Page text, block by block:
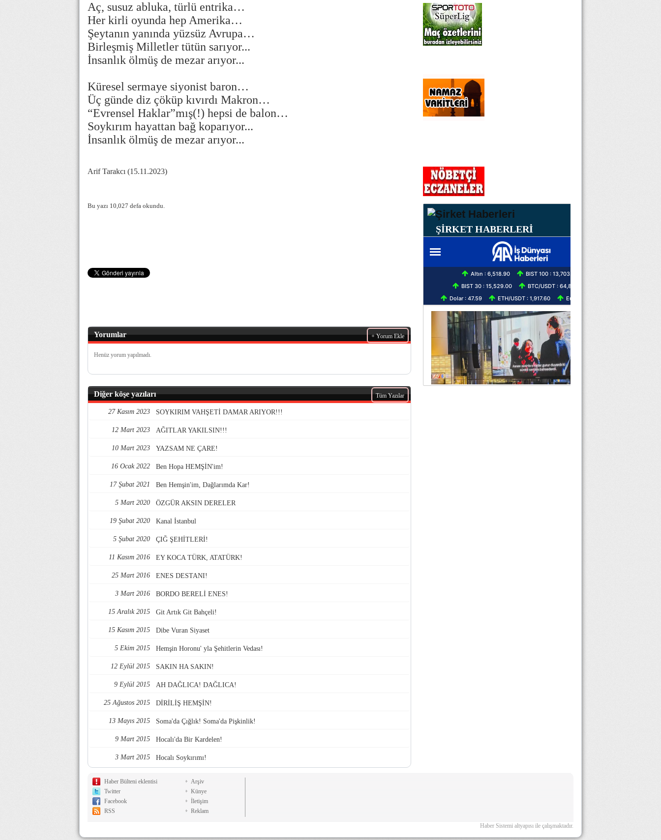
Aç, susuz abluka, türlü entrika…
Her kirli oyunda hep Amerika…
Şeytanın yanında yüzsüz Avrupa…
Birleşmiş Milletler tütün sarıyor...
İnsanlık ölmüş de mezar arıyor...
Küresel sermaye siyonist baron…
Üç günde diz çöküp kıvırdı Makron…
“Evrensel Haklar”mış(!) hepsi de balon…
Soykırım hayattan bağ koparıyor...
İnsanlık ölmüş de mezar arıyor...
Arif Tarakcı (15.11.2023)
Bu yazı 10,027 defa okundu.
Yorumlar + Yorum Ekle
Henüz yorum yapılmadı.
Diğer köşe yazıları Tüm Yazılar
27 Kasım 2023 SOYKIRIM VAHŞETİ DAMAR ARIYOR!!!
12 Mart 2023 AĞITLAR YAKILSIN!!!
10 Mart 2023 YAZSAM NE ÇARE!
16 Ocak 2022 Ben Hopa HEMŞİN'im!
17 Şubat 2021 Ben Hemşin'im, Dağlarımda Kar!
5 Mart 2020 ÖZGÜR AKSIN DERELER
19 Şubat 2020 Kanal İstanbul
5 Şubat 2020 ÇIĞ ŞEHİTLERİ!
11 Kasım 2016 EY KOCA TÜRK, ATATÜRK!
25 Mart 2016 ENES DESTANI!
3 Mart 2016 BORDO BERELİ ENES!
15 Aralık 2015 Git Artık Git Bahçeli!
15 Kasım 2015 Dibe Vuran Siyaset
5 Ekim 2015 Hemşin Horonu' yla Şehitlerin Vedası!
12 Eylül 2015 SAKIN HA SAKIN!
9 Eylül 2015 AH DAĞLICA! DAĞLICA!
25 Ağustos 2015 DİRİLİŞ HEMŞİN!
13 Mayıs 2015 Soma'da Çığlık! Soma'da Pişkinlik!
9 Mart 2015 Hocalı'da Bir Kardelen!
3 Mart 2015 Hocalı Soykırımı!
ŞİRKET HABERLERİ
Haber Bülteni eklentisi
Twitter
Facebook
RSS
Arşiv
Künye
İletişim
Reklam
Haber Sistemi altyapısı ile çalışmaktadır.